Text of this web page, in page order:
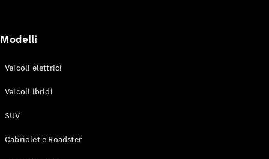
GLB
GLC
GLS
Modelli
Veicoli elettrici
Veicoli ibridi
SUV
Cabriolet e Roadster